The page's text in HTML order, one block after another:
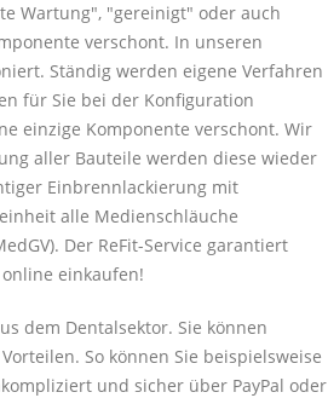
Wartung", "gereinigt" oder auch
verschont. In unseren
Ständig werden eigene Verfahren
für Sie bei der Konfiguration
einzige Komponente verschont. Wir
aller Bauteile werden diese wieder
Einbrennlackierung mit
alle Medienschläuche
Der ReFit-Service garantiert
einkaufen!
dem Dentalsektor. Sie können
So können Sie beispielsweise
und sicher über PayPal oder